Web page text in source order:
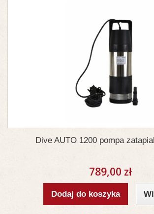
Dive AUTO 1200 pompa
789,00 zł
Dodaj do koszyka